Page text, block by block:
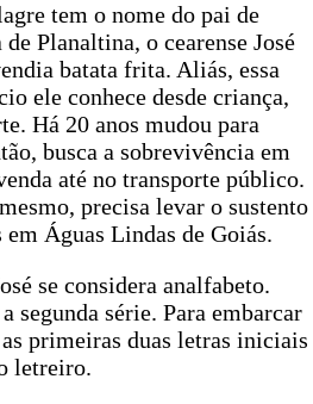
tem o nome do pai de
Planaltina, o cearense José
batata frita. Aliás, essa
ele conhece desde criança,
Há 20 anos mudou para
busca a sobrevivência em
até no transporte público.
precisa levar o sustento
Águas Lindas de Goiás.
se considera analfabeto.
segunda série. Para embarcar
primeiras duas letras iniciais
letreiro.